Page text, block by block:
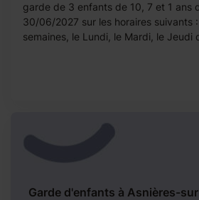
garde de 3 enfants de 10, 7 et 1 ans
30/06/2027 sur les horaires suivants
semaines, le Lundi, le Mardi, le Jeudi
Garde d'enfants à Asnières-